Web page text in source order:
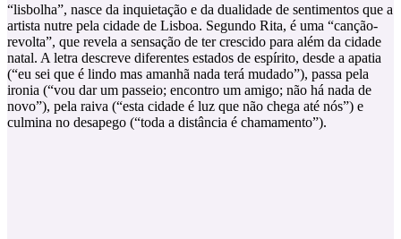
“lisbolha”, nasce da inquietação e da dualidade de sentimentos que a
artista nutre pela cidade de Lisboa. Segundo Rita, é uma “canção-
revolta”, que revela a sensação de ter crescido para além da cidade
natal. A letra descreve diferentes estados de espírito, desde a apatia
(“eu sei que é lindo mas amanhã nada terá mudado”), passa pela
ironia (“vou dar um passeio; encontro um amigo; não há nada de
novo”), pela raiva (“esta cidade é luz que não chega até nós”) e
culmina no desapego (“toda a distância é chamamento”).